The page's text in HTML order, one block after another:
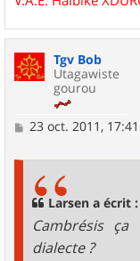
Tgv Bob
Utagawiste
gourou
M
23 oct. 2011, 17:41
Larsen a écrit :
Cambrésis
dialecte ?